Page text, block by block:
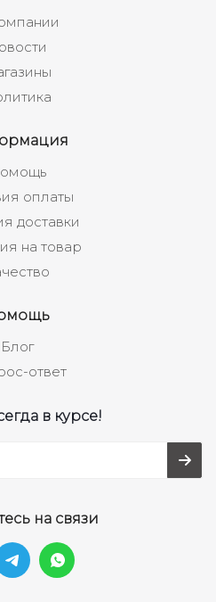
оплаты
доставки
на товар
Блог
ответ
в курсе!
на связи